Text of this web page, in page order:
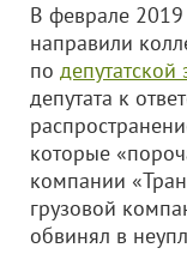
В феврале 2019
направили
по депутатской
депутата к
которые
компании
грузовой
обвинял в